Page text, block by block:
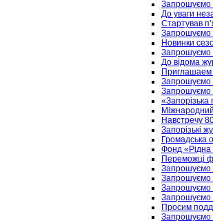
Запрошуємо
До уваги
Стартував
Запрошуємо
Новинки
Запрошуємо
До відома
Приглашаем
Запрошуємо
Запрошуємо
Навстречу
Запорізькі
Громадська
Фонд «Рідна
Переможці
Запрошуємо
Запрошуємо
Запрошуємо
Запрошуємо
Просим
Запрошуємо